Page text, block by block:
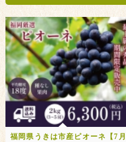
福岡県うきは市産ピオーネ【7月